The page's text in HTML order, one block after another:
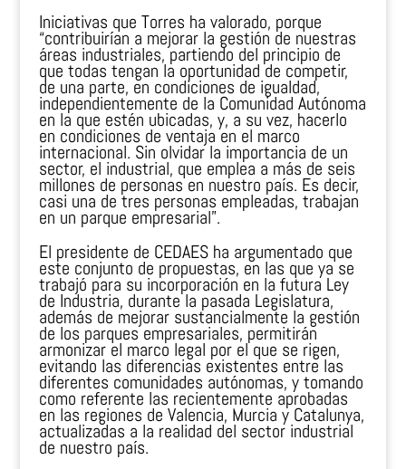
Iniciativas que Torres ha valorado, porque
“contribuirían a mejorar la gestión de nuestras
áreas industriales, partiendo del principio de
que todas tengan la oportunidad de competir,
de una parte, en condiciones de igualdad,
independientemente de la Comunidad Autónoma
en la que estén ubicadas, y, a su vez, hacerlo
en condiciones de ventaja en el marco
internacional. Sin olvidar la importancia de un
sector, el industrial, que emplea a más de seis
millones de personas en nuestro país. Es decir,
casi una de tres personas empleadas, trabajan
en un parque empresarial”.
El presidente de CEDAES ha argumentado que
este conjunto de propuestas, en las que ya se
trabajó para su incorporación en la futura Ley
de Industria, durante la pasada Legislatura,
además de mejorar sustancialmente la gestión
de los parques empresariales, permitirán
armonizar el marco legal por el que se rigen,
evitando las diferencias existentes entre las
diferentes comunidades autónomas, y tomando
como referente las recientemente aprobadas
en las regiones de Valencia, Murcia y Catalunya,
actualizadas a la realidad del sector industrial
de nuestro país.